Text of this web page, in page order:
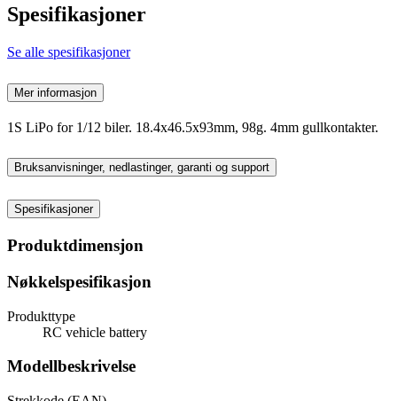
Spesifikasjoner
Se alle spesifikasjoner
Mer informasjon
1S LiPo for 1/12 biler. 18.4x46.5x93mm, 98g. 4mm gullkontakter.
Bruksanvisninger, nedlastinger, garanti og support
Spesifikasjoner
Produktdimensjon
Nøkkelspesifikasjon
Produkttype
RC vehicle battery
Modellbeskrivelse